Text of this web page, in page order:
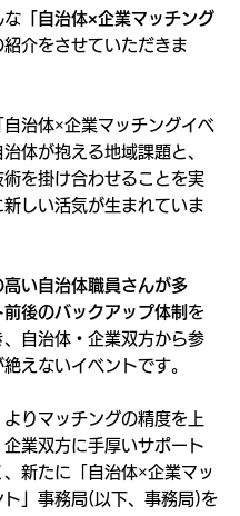
な 「自治体×企業マッチング
紹介をさせていただきま
自治体×企業マッチングイベ
体が抱える地域課題と、
を掛け合わせることを実
しい活気が生まれていま
高い自治体職員さんが多
後のバックアップ体制 を
自治体・企業双方から参
えないイベントです。
よりマッチングの精度を上
企業双方に手厚いサポート
、新たに「自治体×企業マッ
ト」事務局(以下、事務局)を